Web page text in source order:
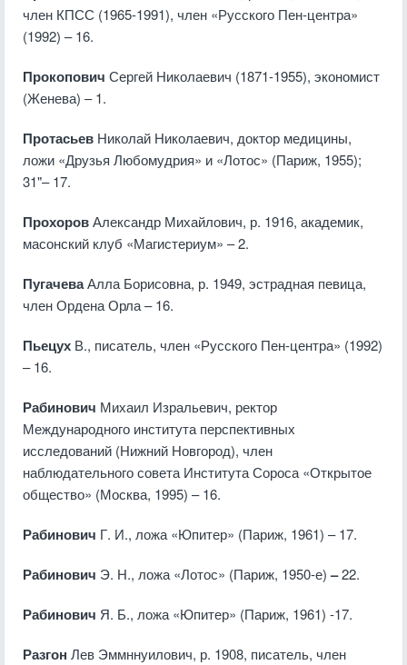
член КПСС (1965-1991), член «Русского Пен-центра»
(1992) – 16.
Прокопович Сергей Николаевич (1871-1955), экономист
(Женева) – 1.
Протасьев Николай Николаевич, доктор медицины,
ложи «Друзья Любомудрия» и «Лотос» (Париж, 1955);
31"– 17.
ПрохоровАлександр Михайлович, р. 1916, академик,
масонский клуб «Магистериум» – 2.
ПугачеваАлла Борисовна, р. 1949, эстрадная певица,
член Ордена Орла – 16.
Пьецух В., писатель, член «Русского Пен-центра» (1992)
– 16.
Рабинович Михаил Изральевич, ректор
Международного института перспективных
исследований (Нижний Новгород), член
наблюдательного совета Института Сороса «Открытое
общество» (Москва, 1995) – 16.
Рабинович Г. И., ложа «Юпитер» (Париж, 1961) – 17.
Рабинович Э. Н., ложа «Лотос» (Париж, 1950-е)–22.
Рабинович Я. Б., ложа «Юпитер» (Париж, 1961) -17.
Разгон Лев Эммннуилович, р. 1908, писатель, член